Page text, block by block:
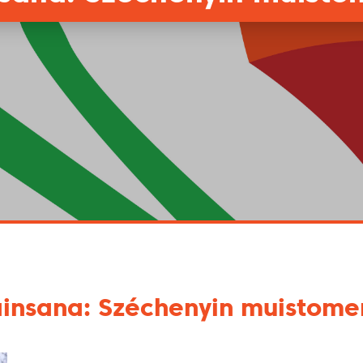
Széchenyin